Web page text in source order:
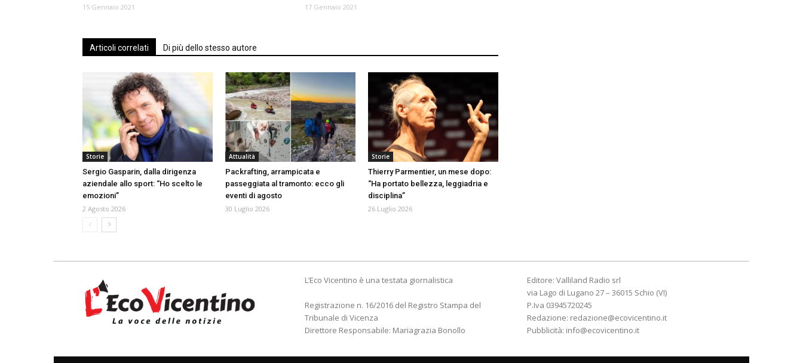
15 Gennaio 2021 17 Gennaio 2021
Articoli correlati Di più dello stesso autore
Storie
Sergio Gasparin, dalla dirigenza
aziendale allo sport: “Ho scelto le
emozioni”
2 Agosto 2026
Attualità
Packrafting, arrampicata e
passeggiata al tramonto: ecco gli
eventi di agosto
30 Luglio 2026
Storie
Thierry Parmentier, un mese dopo:
“Ha portato bellezza, leggiadria e
disciplina”
26 Luglio 2026
L’Eco Vicentino è una testata giornalistica
Registrazione n. 16/2016 del Registro Stampa del
Tribunale di Vicenza
Direttore Responsabile: Mariagrazia Bonollo
Editore: Valliland Radio srl
via Lago di Lugano 27 – 36015 Schio (VI)
P.Iva 03945720245
Redazione: redazione@ecovicentino.it
Pubblicità: info@ecovicentino.it